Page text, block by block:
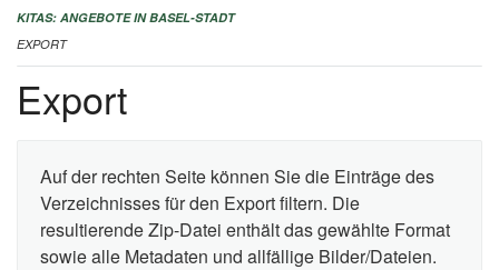
IMPRESSUM
KITAS: ANGEBOTE IN BASEL-STADT
EXPORT
Export
Auf der rechten Seite können Sie die Einträge des
Verzeichnisses für den Export filtern. Die
resultierende Zip-Datei enthält das gewählte Format
sowie alle Metadaten und allfällige Bilder/Dateien.